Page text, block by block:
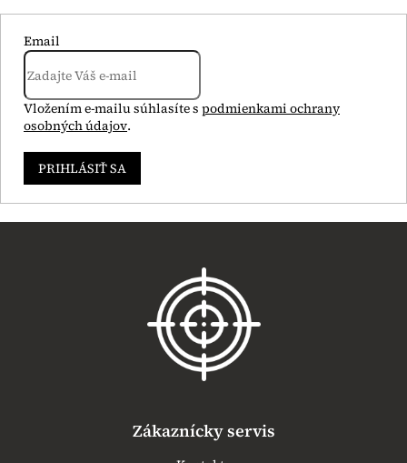
Email
Vložením e-mailu súhlasíte s podmienkami ochrany
osobných údajov.
PRIHLÁSIŤ SA
Zákaznícky servis